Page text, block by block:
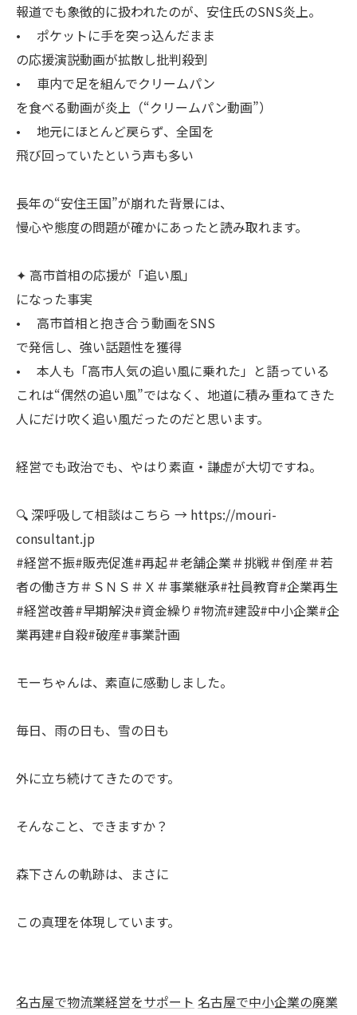
報道でも象徴的に扱われたのが、安住氏のSNS炎上。
• ポケットに手を突っ込んだまま
の応援演説動画が拡散し批判殺到
• 車内で足を組んでクリームパン
を食べる動画が炎上（“クリームパン動画”）
• 地元にほとんど戻らず、全国を
飛び回っていたという声も多い
長年の“安住王国”が崩れた背景には、
慢心や態度の問題が確かにあったと読み取れます。
✦ 高市首相の応援が「追い風」
になった事実
• 高市首相と抱き合う動画をSNS
で発信し、強い話題性を獲得
• 本人も「高市人気の追い風に乗れた」と語っている
これは“偶然の追い風”ではなく、地道に積み重ねてきた
人にだけ吹く追い風だったのだと思います。
経営でも政治でも、やはり素直・謙虚が大切ですね。
🔍 深呼吸して相談はこちら → https://mouri-
consultant.jp
#経営不振#販売促進#再起＃老舗企業＃挑戦＃倒産＃若
者の働き方＃ＳＮＳ＃Ｘ＃事業継承#社員教育#企業再生
#経営改善#早期解決#資金繰り#物流#建設#中小企業#企
業再建#自殺#破産#事業計画
モーちゃんは、素直に感動しました。
毎日、雨の日も、雪の日も
外に立ち続けてきたのです。
そんなこと、できますか？
森下さんの軌跡は、まさに
この真理を体現しています。
名古屋で物流業経営をサポート 名古屋で中小企業の廃業